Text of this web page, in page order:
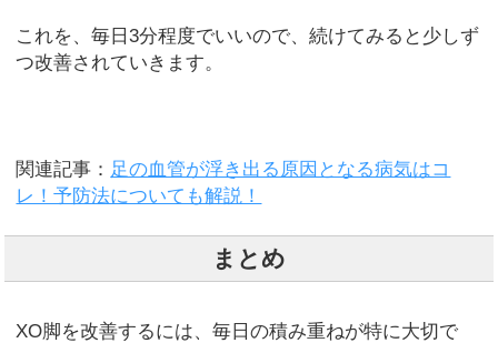
これを、毎日3分程度でいいので、続けてみると少しず
つ改善されていきます。
関連記事： 足の血管が浮き出る原因となる病気はコ
レ！予防法についても解説！
まとめ
XO脚を改善するには、毎日の積み重ねが特に大切で